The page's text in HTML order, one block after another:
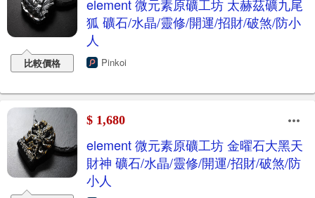
比較價格
element 微元素原礦工坊 太赫茲礦九尾
狐 礦石/水晶/靈修/開運/招財/破煞/防小
人
Pinkoi
$ 1,680
element 微元素原礦工坊 金曜石大黑天
財神 礦石/水晶/靈修/開運/招財/破煞/防
小人